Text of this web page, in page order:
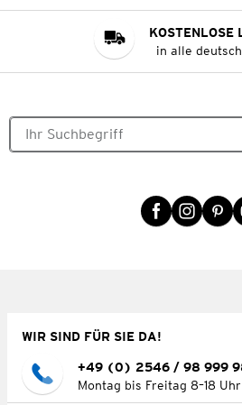
KOSTENLOSE
in alle
WIR SIND FÜR SIE DA!
+49 (0) 2546 / 98 999
Montag bis Freitag 8–18 Uhr